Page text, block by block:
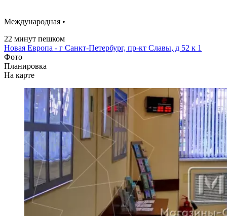
Международная •
22 минут пешком
Новая Европа - г Санкт-Петербург, пр-кт Славы, д 52 к 1
Фото
Планировка
На карте